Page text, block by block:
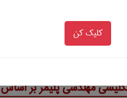
فارسیمهندسی پليمر بر
| H | I |
مهندسی پليمربر اساس
کلیک کن